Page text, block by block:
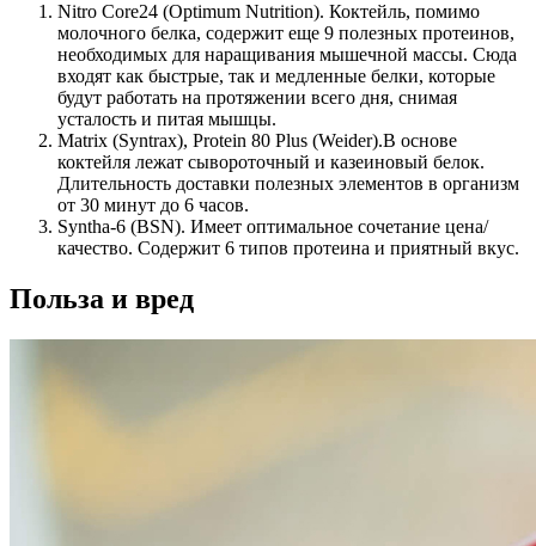
Nitro Core24 (Optimum Nutrition). Коктейль, помимо
молочного белка, содержит еще 9 полезных протеинов,
необходимых для наращивания мышечной массы. Сюда
входят как быстрые, так и медленные белки, которые
будут работать на протяжении всего дня, снимая
усталость и питая мышцы.
Matrix (Syntrax), Protein 80 Plus (Weider).В основе
коктейля лежат сывороточный и казеиновый белок.
Длительность доставки полезных элементов в организм
от 30 минут до 6 часов.
Syntha-6 (BSN). Имеет оптимальное сочетание цена/
качество. Содержит 6 типов протеина и приятный вкус.
Польза и вред